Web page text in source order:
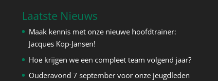
Laatste Nieuws
Maak kennis met onze nieuwe hoofdtrainer:
Jacques Kop-Jansen!
Hoe krijgen we een compleet team volgend jaar?
Ouderavond 7 september voor onze jeugdleden